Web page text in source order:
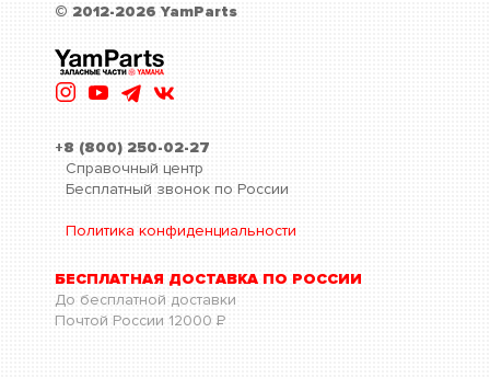
© 2012-2026 YamParts
+8 (800) 250-02-27
Справочный центр
Бесплатный звонок по России
Политика конфиденциальности
БЕСПЛАТНАЯ ДОСТАВКА ПО РОССИИ
До бесплатной доставки
Почтой России 12000 Р